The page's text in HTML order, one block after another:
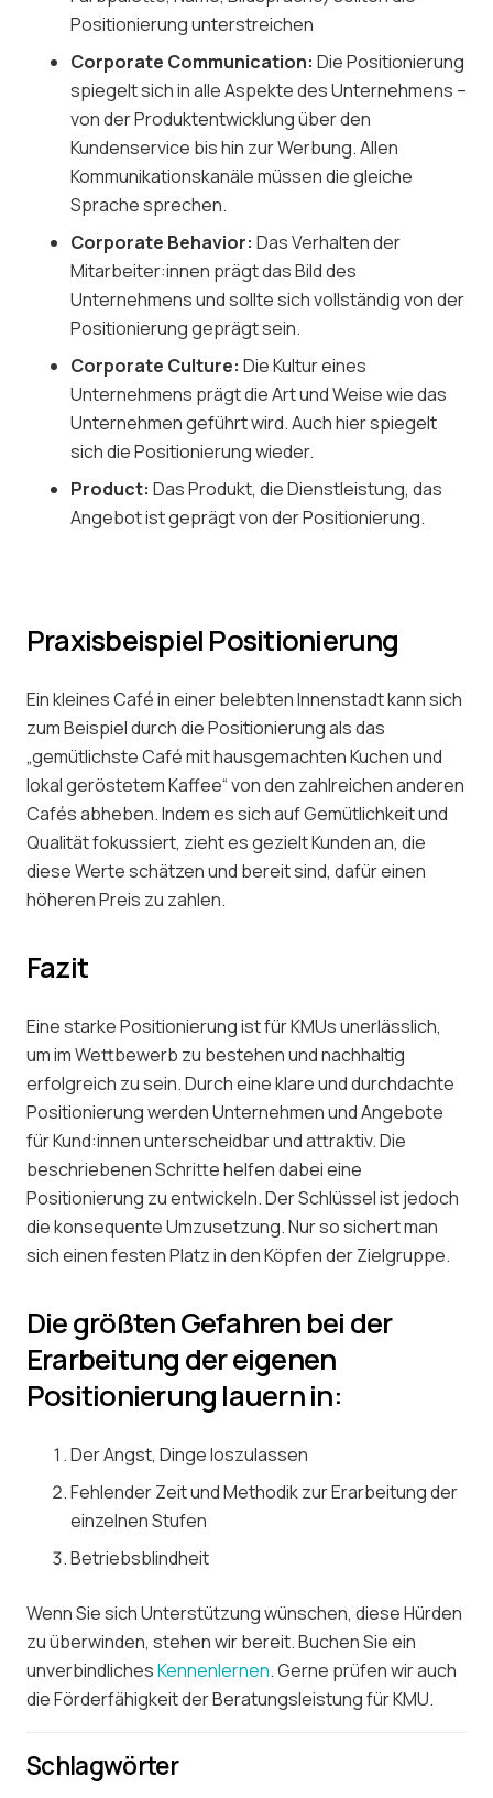
Positionierung unterstreichen
Corporate Communication: Die Positionierung
spiegelt sich in alle Aspekte des Unternehmens –
von der Produktentwicklung über den
Kundenservice bis hin zur Werbung. Allen
Kommunikationskanäle müssen die gleiche
Sprache sprechen.
Corporate Behavior: Das Verhalten der
Mitarbeiter:innen prägt das Bild des
Unternehmens und sollte sich vollständig von der
Positionierung geprägt sein.
Corporate Culture: Die Kultur eines
Unternehmens prägt die Art und Weise wie das
Unternehmen geführt wird. Auch hier spiegelt
sich die Positionierung wieder.
Product: Das Produkt, die Dienstleistung, das
Angebot ist geprägt von der Positionierung.
Praxisbeispiel Positionierung
Ein kleines Café in einer belebten Innenstadt kann sich
zum Beispiel durch die Positionierung als das
„gemütlichste Café mit hausgemachten Kuchen und
lokal geröstetem Kaffee“ von den zahlreichen anderen
Cafés abheben. Indem es sich auf Gemütlichkeit und
Qualität fokussiert, zieht es gezielt Kunden an, die
diese Werte schätzen und bereit sind, dafür einen
höheren Preis zu zahlen.
Fazit
Eine starke Positionierung ist für KMUs unerlässlich,
um im Wettbewerb zu bestehen und nachhaltig
erfolgreich zu sein. Durch eine klare und durchdachte
Positionierung werden Unternehmen und Angebote
für Kund:innen unterscheidbar und attraktiv. Die
beschriebenen Schritte helfen dabei eine
Positionierung zu entwickeln. Der Schlüssel ist jedoch
die konsequente Umzusetzung. Nur so sichert man
sich einen festen Platz in den Köpfen der Zielgruppe.
Die größten Gefahren bei der
Erarbeitung der eigenen
Positionierung lauern in:
Der Angst, Dinge loszulassen
Fehlender Zeit und Methodik zur Erarbeitung der
einzelnen Stufen
Betriebsblindheit
Wenn Sie sich Unterstützung wünschen, diese Hürden
zu überwinden, stehen wir bereit. Buchen Sie ein
unverbindlichesKennenlernen. Gerne prüfen wir auch
die Förderfähigkeit der Beratungsleistung für KMU.
Schlagwörter